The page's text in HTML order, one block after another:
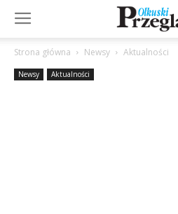
Strona główna Newsy Aktualności
Newsy Aktualności